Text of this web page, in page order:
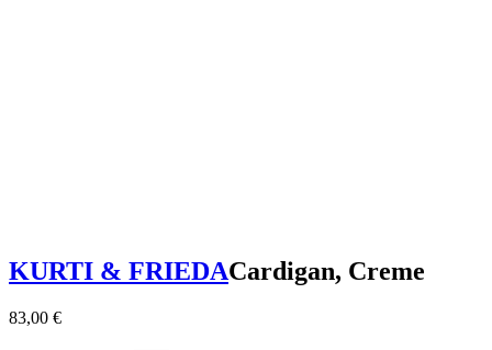
KURTI & FRIEDACardigan, Creme
83,00 €